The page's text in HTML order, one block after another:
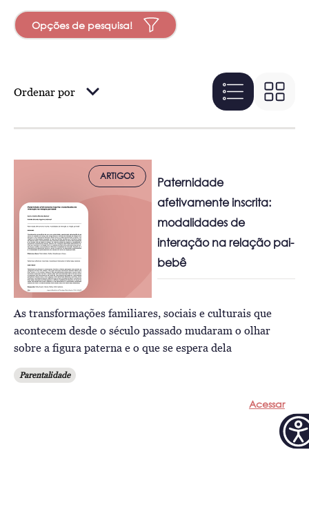
Opções de pesquisa!
Ordenar por
ARTIGOS
Paternidade
afetivamente inscrita:
modalidades de
interação na relação pai-
bebê
As transformações familiares, sociais e culturais que
acontecem desde o século passado mudaram o olhar
sobre a figura paterna e o que se espera dela
Parentalidade
Acessar